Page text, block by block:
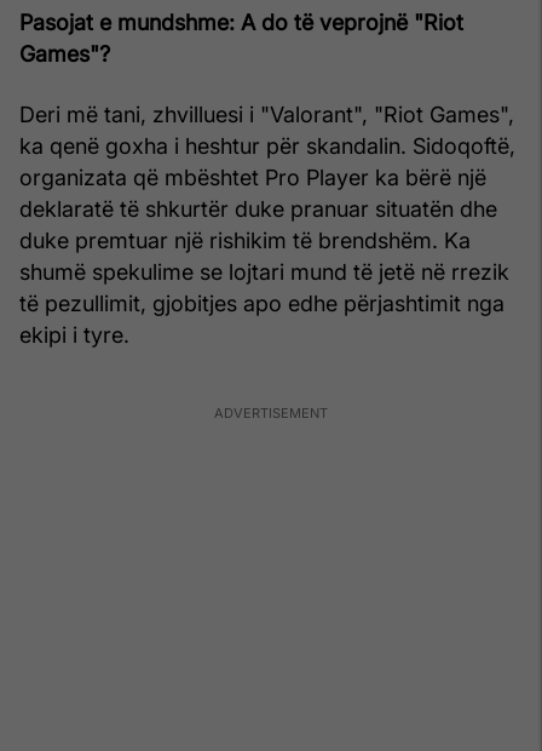
Pasojat e mundshme: A do të veprojnë "Riot
Games"?
Deri më tani, zhvilluesi i "Valorant", "Riot Games",
ka qenë goxha i heshtur për skandalin. Sidoqoftë,
organizata që mbështet Pro Player ka bërë një
deklaratë të shkurtër duke pranuar situatën dhe
duke premtuar një rishikim të brendshëm. Ka
shumë spekulime se lojtari mund të jetë në rrezik
të pezullimit, gjobitjes apo edhe përjashtimit nga
ekipi i tyre.